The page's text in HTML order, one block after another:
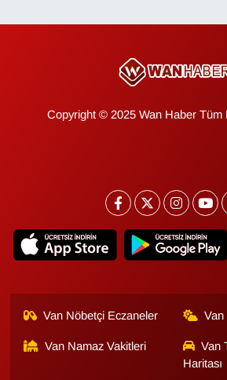
Copyright © 2025 Wan Haber Tüm
Van Nöbetçi Eczaneler Van
Van Namaz Vakitleri
Van
Haritası
MEDYA
POLİTİKA
Resmi İlanlar
SAĞLIK
Seri İlan